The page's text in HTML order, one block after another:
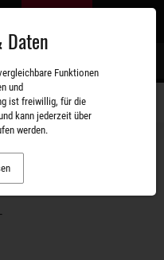
Daten
Funktionen
und
ist freiwillig, für die
kann jederzeit über
werden.